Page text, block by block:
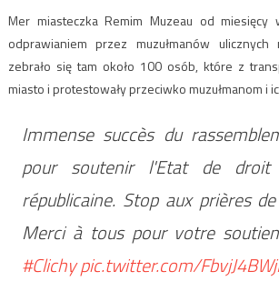
Mer miasteczka Remim Muzeau od miesięcy
odprawianiem przez muzułmanów ulicznych
zebrało się tam około 100 osób, które z
miasto i protestowały przeciwko muzułmanom i
Immense succès du
pour soutenir l'Etat de
républicaine. Stop aux prières
Merci à tous pour votre
#Clichypic.twitter.com/